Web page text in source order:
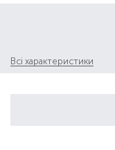
Всі характеристики